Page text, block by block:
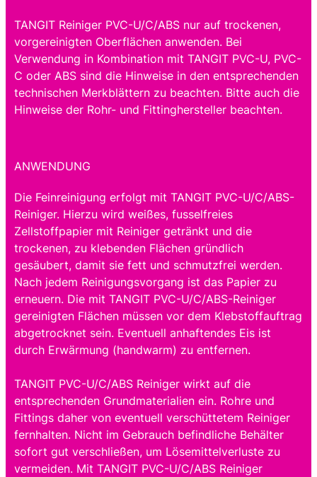
TANGIT Reiniger PVC-U/C/ABS nur auf trockenen,
vorgereinigten Oberflächen anwenden. Bei
Verwendung in Kombination mit TANGIT PVC-U, PVC-
C oder ABS sind die Hinweise in den entsprechenden
technischen Merkblättern zu beachten. Bitte auch die
Hinweise der Rohr- und Fittinghersteller beachten.
ANWENDUNG
Die Feinreinigung erfolgt mit TANGIT PVC-U/C/ABS-
Reiniger. Hierzu wird weißes, fusselfreies
Zellstoffpapier mit Reiniger getränkt und die
trockenen, zu klebenden Flächen gründlich
gesäubert, damit sie fett und schmutzfrei werden.
Nach jedem Reinigungsvorgang ist das Papier zu
erneuern. Die mit TANGIT PVC-U/C/ABS-Reiniger
gereinigten Flächen müssen vor dem Klebstoffauftrag
abgetrocknet sein. Eventuell anhaftendes Eis ist
durch Erwärmung (handwarm) zu entfernen.
TANGIT PVC-U/C/ABS Reiniger wirkt auf die
entsprechenden Grundmaterialien ein. Rohre und
Fittings daher von eventuell verschüttetem Reiniger
fernhalten. Nicht im Gebrauch befindliche Behälter
sofort gut verschließen, um Lösemittelverluste zu
vermeiden. Mit TANGIT PVC-U/C/ABS Reiniger